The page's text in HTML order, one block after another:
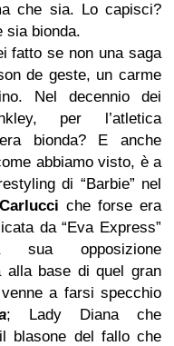
che sia. Lo capisci?
sia bionda.
fatto se non una saga
de geste, un carme
Nel decennio dei
per l’atletica
bionda? E anche
abbiamo visto, è a
di “Barbie” nel
che forse era
da “Eva Express”
opposizione
alla base di quel gran
a farsi specchio
; Lady Diana che
blasone del fallo che